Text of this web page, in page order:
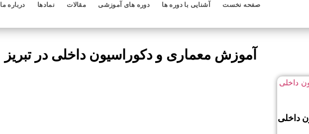
صفحه نخست آشنایی با دوره ها دوره های آموزشی مقالات نمادها درباره ما
آموزش معماری و دکوراسیون داخلی در تبریز
داخلی